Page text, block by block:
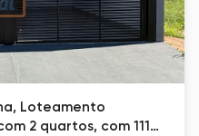
Loteamento
2 quartos, com 111